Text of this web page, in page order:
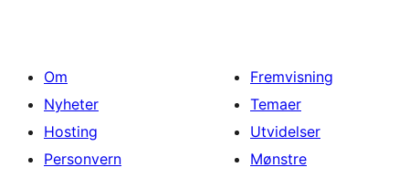
Om
Nyheter
Hosting
Personvern
Fremvisning
Temaer
Utvidelser
Mønstre